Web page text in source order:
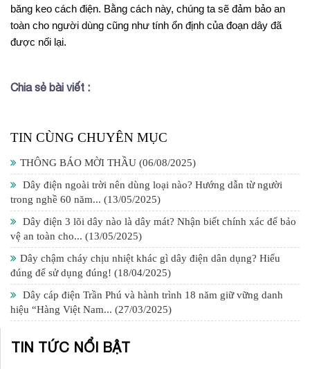
băng keo cách điện. Bằng cách này, chúng ta sẽ đảm bảo an
toàn cho người dùng cũng như tính ổn định của đoạn dây đã
được nối lại.
Chia sẻ bài viết :
TIN CÙNG CHUYÊN MỤC
THÔNG BÁO MỜI THẦU (06/08/2025)
Dây điện ngoài trời nên dùng loại nào? Hướng dẫn từ người
trong nghề 60 năm... (13/05/2025)
Dây điện 3 lõi dây nào là dây mát? Nhận biết chính xác để bảo
vệ an toàn cho... (13/05/2025)
Dây chậm cháy chịu nhiệt khác gì dây điện dân dụng? Hiểu
đúng để sử dụng đúng! (18/04/2025)
Dây cáp điện Trần Phú và hành trình 18 năm giữ vững danh
hiệu “Hàng Việt Nam... (27/03/2025)
TIN TỨC NỔI BẬT